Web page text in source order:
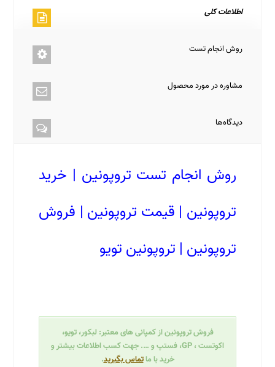
اطلاعات کلی
روش انجام تست
مشاوره در مورد محصول
دیدگاه‌ها
روش انجام تست تروپونین | خرید
تروپونین | قیمت تروپونین | فروش
تروپونین | تروپونین تویو
فروش تروپونین از کمپانی های معتبر: لبکور، تویو،
اکوتست ، GP، فستپ و …. جهت کسب اطلاعات بیشتر و
خرید با ماتماس بگیرید.